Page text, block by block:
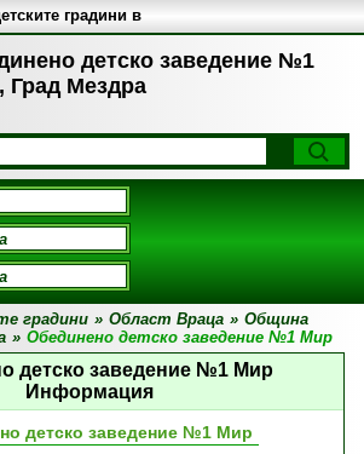
детско заведение №1
Град Мездра
градини в
градини » Област Враца » Община
» Обединено детско заведение №1 Мир
детско заведение №1 Мир
Информация
детско заведение №1 Мир